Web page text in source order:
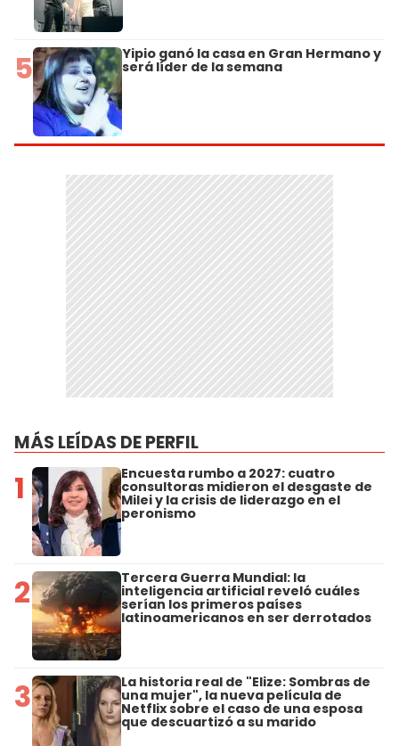
5 Yipio ganó la casa en Gran Hermano y
será líder de la semana
MÁS LEÍDAS DE PERFIL
1 Encuesta rumbo a 2027: cuatro
consultoras midieron el desgaste de
Milei y la crisis de liderazgo en el
peronismo
2 Tercera Guerra Mundial: la
inteligencia artificial reveló cuáles
serían los primeros países
latinoamericanos en ser derrotados
3 La historia real de "Elize: Sombras de
una mujer", la nueva película de
Netflix sobre el caso de una esposa
que descuartizó a su marido